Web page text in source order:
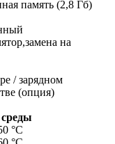
память (2,8 Гб)
на
/ зарядном
(опция)
°C